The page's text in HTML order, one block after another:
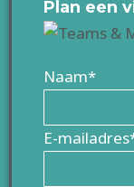
Plan een
Naam*
E-